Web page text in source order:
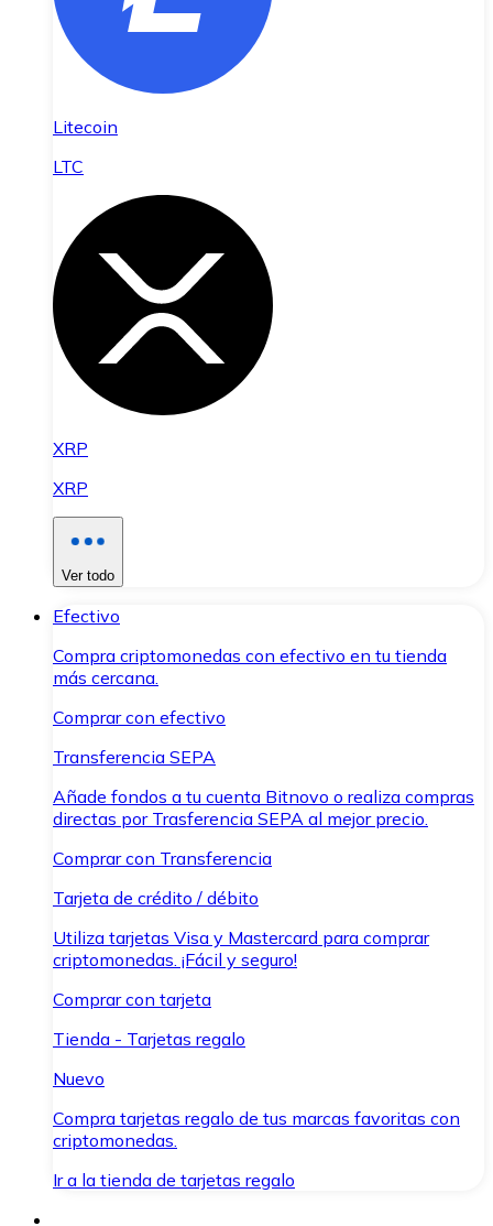
Litecoin
LTC
XRP
XRP
Ver todo
Efectivo
Compra criptomonedas con efectivo en tu tienda
más cercana.
Comprar con efectivo
Transferencia SEPA
Añade fondos a tu cuenta Bitnovo o realiza compras
directas por Trasferencia SEPA al mejor precio.
Comprar con Transferencia
Tarjeta de crédito / débito
Utiliza tarjetas Visa y Mastercard para comprar
criptomonedas. ¡Fácil y seguro!
Comprar con tarjeta
Tienda - Tarjetas regalo
Nuevo
Compra tarjetas regalo de tus marcas favoritas con
criptomonedas.
Ir a la tienda de tarjetas regalo